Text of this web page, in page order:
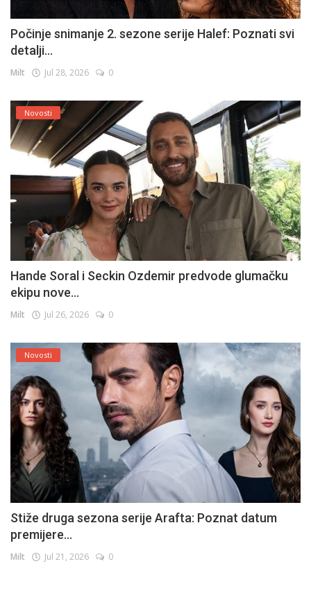
Počinje snimanje 2. sezone serije Halef: Poznati svi
detalji...
Milt Jul 28, 2026 0
Novosti
Hande Soral i Seckin Ozdemir predvode glumačku
ekipu nove...
Milt Jul 26, 2026 0
Novosti
Stiže druga sezona serije Arafta: Poznat datum
premijere...
Milt Jul 21, 2026 0